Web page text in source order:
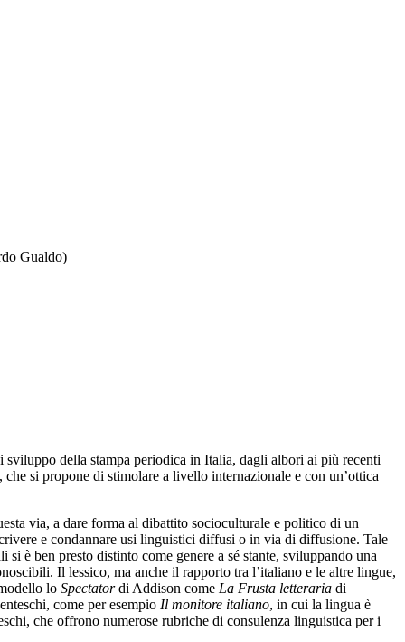
Gualdo)
della stampa periodica in Italia, dagli albori ai più recenti
si propone di stimolare a livello internazionale e con un’ottica
via, a dare forma al dibattito socioculturale e politico di un
e condannare usi linguistici diffusi o in via di diffusione. Tale
è ben presto distinto come genere a sé stante, sviluppando una
Il lessico, ma anche il rapporto tra l’italiano e le altre lingue,
lo Spectatordi Addison come La Frusta letteraria di
come per esempio Il monitore italiano, in cui la lingua è
che offrono numerose rubriche di consulenza linguistica per i